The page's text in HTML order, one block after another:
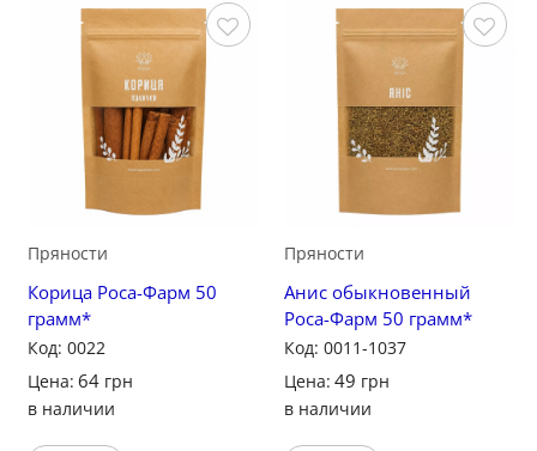
Сохранить
Пряности
Корица Роса-Фарм 50
грамм*
Код: 0022
Цена: 64 грн
в наличии
Сохранить
Пряности
Анис обыкновенный
Роса-Фарм 50 грамм*
Код: 0011-1037
Цена: 49 грн
в наличии